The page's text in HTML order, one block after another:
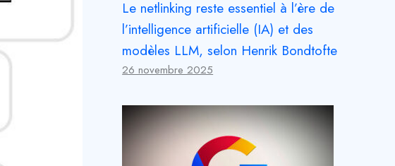
Le netlinking reste essentiel à l’ère de
l’intelligence artificielle (IA) et des
modèles LLM, selon Henrik Bondtofte
26 novembre 2025